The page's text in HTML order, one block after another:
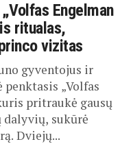
Engelman
ritualas,
vizitas
gyventojus ir
„Volfas
pritraukė gausų
sukūrė
Dviejų...